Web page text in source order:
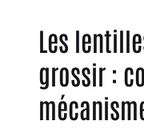
Les
grossir :